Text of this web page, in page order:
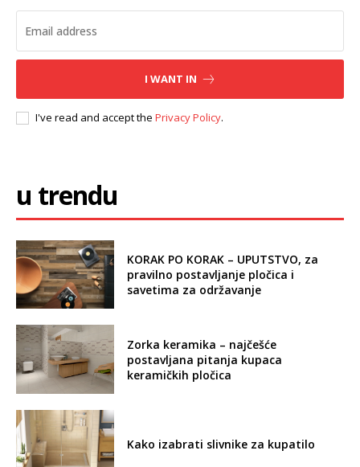
I WANT IN
I've read and accept the Privacy Policy.
u trendu
KORAK PO KORAK – UPUTSTVO, za
pravilno postavljanje pločica i
savetima za održavanje
Zorka keramika – najčešće
postavljana pitanja kupaca
keramičkih pločica
Kako izabrati slivnike za kupatilo